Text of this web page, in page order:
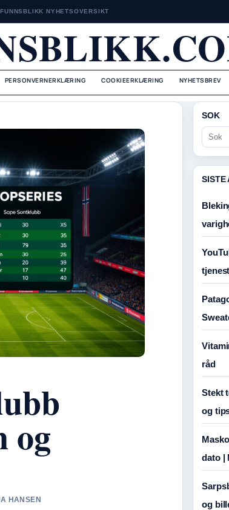
NYHETSOVERSIKT
PERSONVERNERKLÆRING COOKIEERKLÆRING NYHETSBREV
og
HANSEN
SOK
SISTE
råd
Stekt
og
dato |
og